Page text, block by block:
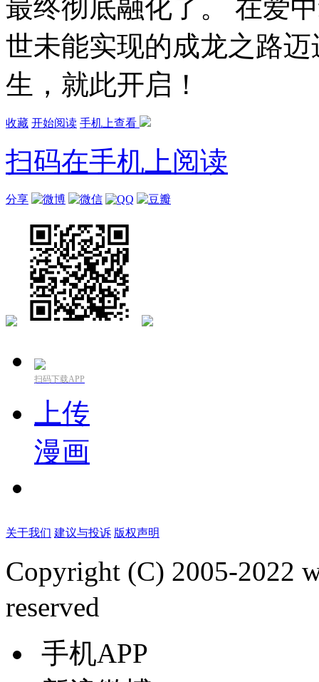
最终彻底融化了。 在爱
世未能实现的成龙之路
生，就此开启！
收藏 开始阅读 手机上查看
扫码在手机上阅读
分享
扫码下载APP
上传
漫画
关于我们 建议与投诉 版权声明
Copyright (C) 2005-2022
reserved
手机APP